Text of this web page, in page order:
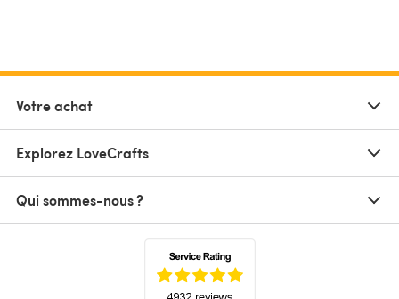
Votre achat
Explorez LoveCrafts
Qui sommes-nous ?